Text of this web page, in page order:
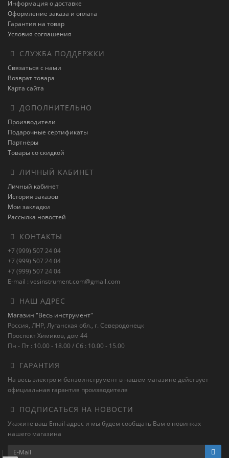
Информация о доставке
Оформление заказа и оплата
Гарантия на товар
Условия соглашения
СЛУЖБА ПОДДЕРЖКИ
Связаться с нами
Возврат товара
Карта сайта
ДОПОЛНИТЕЛЬНО
Производители
Подарочные сертификаты
Партнёры
Товары со скидкой
ЛИЧНЫЙ КАБИНЕТ
Личный кабинет
История заказов
Мои закладки
Рассылка новостей
КОНТАКТЫ
+7 (999) 507 24 04
+7 (999) 507 24 04
+7 (999) 507 24 04
E-mail : vesinstrument.com@gmail.com
НАШ АДРЕС
Магазин "Весь инструмент"
Россия, ЛНР, Луганская обл., г. Северодонецк
Проспект Химиков, дом 44
Пн - Пт : 10.00 - 18.00 / Сб : 10.00 - 15.00
ГАРАНТИЯ
На весь электро и бензоинструмент в нашем магазине действует
официальная гарантия производителя
ПОДПИСАТЬСЯ НА НОВОСТИ
Укажите ваш Email адрес и мы будем сообщать Вам о новинках
нашего магазина